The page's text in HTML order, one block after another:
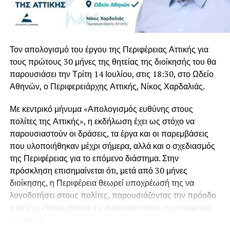
Πατέρα δεν ανήκεις πλέον σε εμάς, ανήκεις στην
ιστορία…», είπε ακόμη με λυγμούς ο γιος του, Μιλτιάδης
Σπαρακτικός ήταν και ο επικήδειος των εγγονών του, που
μοιράστηκαν ιστορίες βαθιά συγκινημένες, μη μπορώντας
να τον εκφωνήσουν από τα δάκρυα.
Η ταφή πραγματοποιείται στο Α΄ Νεκροταφείο Αθηνών.
προς τον χώρο της πολιτικής ήταν τα μεγαλύτερα
επιτεύγματα της σχέσης ζωής που είχε ο Ιωάννης
Σόφη Λαναρά, τη γυναίκα που
μαζί για πέντε δεκαετίες, μέχρι την εκδημία της το 2015.
Κατά διαβολική σύμπτωση, ο Γιάννης Βαρβιτσιώτηςείχε
σήμερα τα γενέθλια του,καθώς είχε γεννηθεί σαν
χρόνο του μεταξύ του αγαπημένου του Μυστρά και του
σπιτιού του στη Φιλοθέη, όπου βρισκόταν την τελευταία
περίοδο λόγω των προβλημάτων υγείας που
αντιμετώπιζε.
Ποιος ήταν ο Γιάννης Βαρβιτσιώτης
Ο Ιωάννης Βαρβιτσιώτης γεννήθηκε στην Αθήνα στις 2
Αυγούστου του 1933. Ήταν νομικός και πολιτικός που
Τον απολογισμό του έργου της Περιφέρειας Αττικής για
τους πρώτους 30 μήνες της θητείας της διοίκησής του θα
παρουσιάσει την Τρίτη 14 Ιουλίου, στις 18:30, στο Ωδείο
Αθηνών, ο Περιφερειάρχης Αττικής, Νίκος Χαρδαλιάς.
Με κεντρικό μήνυμα «Απολογισμός ευθύνης στους
πολίτες της Αττικής», η εκδήλωση έχει ως στόχο να
παρουσιαστούν οι δράσεις, τα έργα και οι παρεμβάσεις
που υλοποιήθηκαν μέχρι σήμερα, αλλά και ο σχεδιασμός
της Περιφέρειας για το επόμενο διάστημα. Στην
πρόσκληση επισημαίνεται ότι, μετά από 30 μήνες
διοίκησης, η Περιφέρεια θεωρεί υποχρέωσή της να
λογοδοτήσει στους πολίτες, παρουσιάζοντας την πρόοδο
που έχει επιτευχθεί και τις προτεραιότητες της επόμενης